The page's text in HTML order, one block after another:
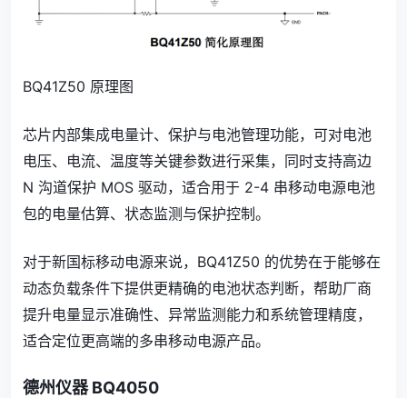
BQ41Z50 原理图
芯片内部集成电量计、保护与电池管理功能，可对电池
电压、电流、温度等关键参数进行采集，同时支持高边
N 沟道保护 MOS 驱动，适合用于 2-4 串移动电源电池
包的电量估算、状态监测与保护控制。
对于新国标移动电源来说，BQ41Z50 的优势在于能够在
动态负载条件下提供更精确的电池状态判断，帮助厂商
提升电量显示准确性、异常监测能力和系统管理精度，
适合定位更高端的多串移动电源产品。
德州仪器 BQ4050